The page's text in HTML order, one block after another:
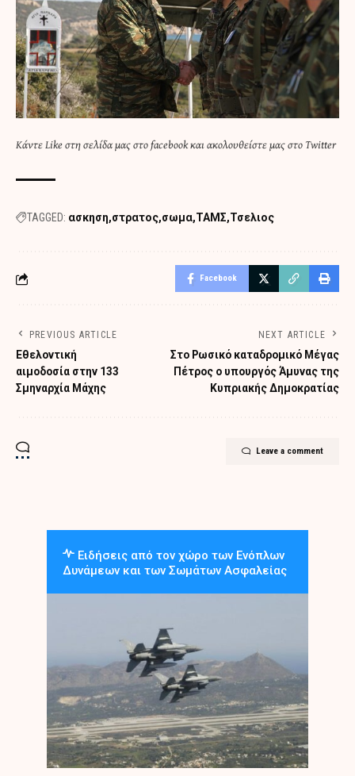
ΚάντεLike στη σελίδα μας στο facebookκαιακολουθείστε μας στο Twitter
TAGGED: ασκηση στρατος σωμα ΤΑΜΣ Τσελιος
Facebook
PREVIOUS ARTICLE
Εθελοντική
αιμοδοσία στην 133
Σμηναρχία Μάχης
NEXT ARTICLE
Στο Ρωσικό καταδρομικό Μέγας
Πέτρος ο υπουργός Άμυνας της
Κυπριακής Δημοκρατίας
Leave a comment
Ειδήσεις από τον χώρο των Ενόπλων
Δυνάμεων και των Σωμάτων Ασφαλείας